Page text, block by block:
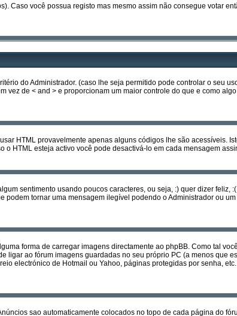
Caso você possua registo mas mesmo assim não consegue votar
do Administrador. (caso lhe seja permitido pode controlar o seu
de < and > e proporcionam um maior controle do que e como
HTML provavelmente apenas alguns códigos lhe são acessíveis.
HTML esteja activo você pode desactivá-lo em cada mensagem
sentimento usando poucos caracteres, ou seja, :) quer dizer feliz,
tornar uma mensagem ilegível podendo o Administrador ou
forma de carregar imagens directamente ao phpBB. Como tal
ao fórum imagens guardadas no seu próprio PC (a menos que
electrónico de Hotmail ou Yahoo, páginas protegidas por senha,
sao automaticamente colocados no topo de cada página do